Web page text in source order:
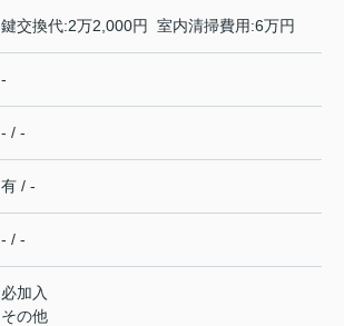
鍵交換代:2万2,000円 室内清掃費用:6万円
-
- / -
有 / -
- / -
必加入
その他